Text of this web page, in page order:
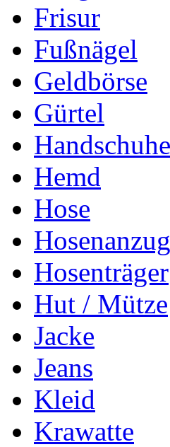
Frisur
Fußnägel
Geldbörse
Gürtel
Handschuhe
Hemd
Hose
Hosenträger
Hut / Mütze
Jacke
Jeans
Kleid
Krawatte